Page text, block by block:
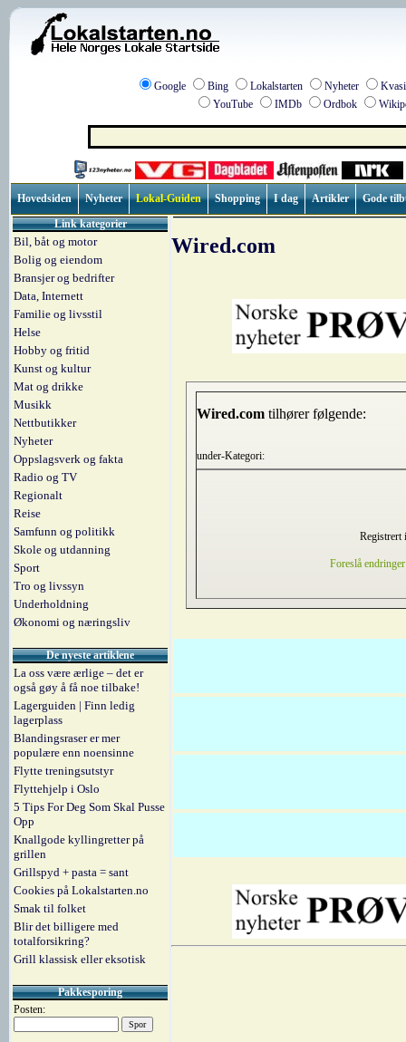
Google Bing Lokalstarten Nyheter
YouTube
IMDb Ordbok
Hovedsiden Nyheter Lokal-Guiden Shopping I dag Artikler
Gode
Link kategorier
Bil, båt og motor
Bolig og eiendom
Bransjer og bedrifter
Data, Internett
Familie og livsstil
Helse
Hobby og fritid
Kunst og kultur
Mat og drikke
Musikk
Nettbutikker
Nyheter
Oppslagsverk og fakta
Radio og TV
Regionalt
Reise
Samfunn og politikk
Skole og utdanning
Sport
Tro og livssyn
Underholdning
Økonomi og næringsliv
De nyeste artiklene
La oss være ærlige – det er
også gøy å få noe tilbake!
Lagerguiden | Finn ledig
lagerplass
Blandingsraser er mer
populære enn noensinne
Flytte treningsutstyr
Flyttehjelp i Oslo
5 Tips For Deg Som Skal Pusse
Opp
Knallgode kyllingretter på
grillen
Grillspyd + pasta = sant
Cookies på Lokalstarten.no
Smak til folket
Blir det billigere med
totalforsikring?
Grill klassisk eller eksotisk
Pakkesporing
Posten:
Wired.com
Wired.comtilhører følgende:
under-Kategori:
Registrert
Foreslå